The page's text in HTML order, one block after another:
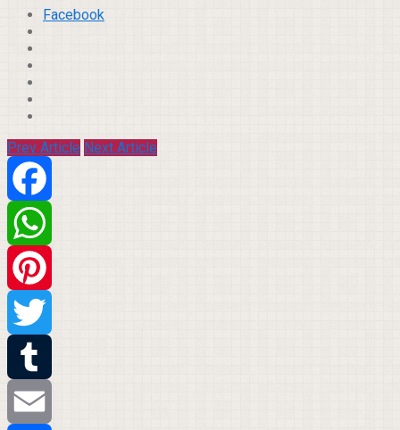
Facebook
Prev Article Next Article
Facebook
WhatsApp
Pinterest
Twitter
Tumblr